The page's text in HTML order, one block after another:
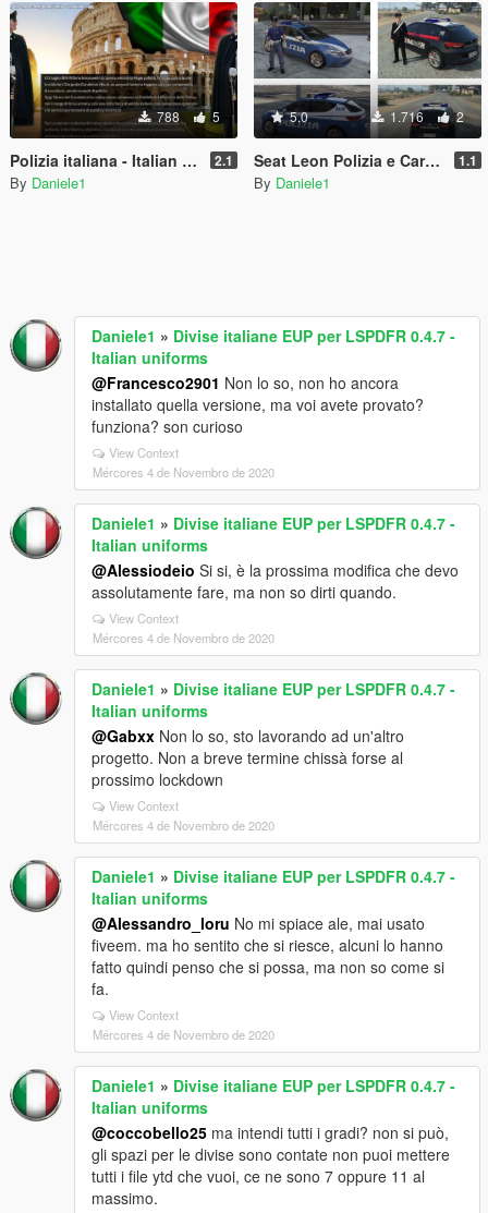
788 5
Polizia italiana - Italian police loading screens 2.1
By Daniele1
5.0 1.716 2
Seat Leon Polizia e Carabinieri Retextured 1.1
By Daniele1
Daniele1 » Divise italiane EUP per LSPDFR 0.4.7 -
Italian uniforms
@Francesco2901 Non lo so, non ho ancora
installato quella versione, ma voi avete provato?
funziona? son curioso
View Context
Mércores 4 de Novembro de 2020
Daniele1 » Divise italiane EUP per LSPDFR 0.4.7 -
Italian uniforms
@Alessiodeio Si si, è la prossima modifica che devo
assolutamente fare, ma non so dirti quando.
View Context
Mércores 4 de Novembro de 2020
Daniele1 » Divise italiane EUP per LSPDFR 0.4.7 -
Italian uniforms
@Gabxx Non lo so, sto lavorando ad un'altro
progetto. Non a breve termine chissà forse al
prossimo lockdown
View Context
Mércores 4 de Novembro de 2020
Daniele1 » Divise italiane EUP per LSPDFR 0.4.7 -
Italian uniforms
@Alessandro_loru No mi spiace ale, mai usato
fiveem. ma ho sentito che si riesce, alcuni lo hanno
fatto quindi penso che si possa, ma non so come si
fa.
View Context
Mércores 4 de Novembro de 2020
Daniele1 » Divise italiane EUP per LSPDFR 0.4.7 -
Italian uniforms
@coccobello25 ma intendi tutti i gradi? non si può,
gli spazi per le divise sono contate non puoi mettere
tutti i file ytd che vuoi, ce ne sono 7 oppure 11 al
massimo.